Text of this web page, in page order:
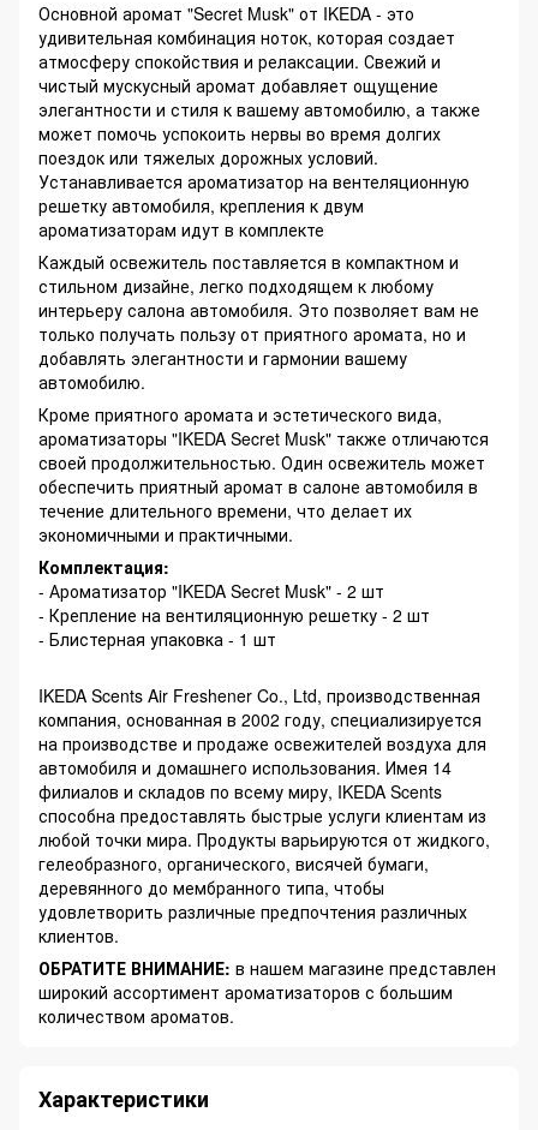
Основной аромат "Secret Musk" от IKEDA - это
удивительная комбинация ноток, которая создает
атмосферу спокойствия и релаксации. Свежий и
чистый мускусный аромат добавляет ощущение
элегантности и стиля к вашему автомобилю, а также
может помочь успокоить нервы во время долгих
поездок или тяжелых дорожных условий.
Устанавливается ароматизатор на вентеляционную
решетку автомобиля, крепления к двум
ароматизаторам идут в комплекте
Каждый освежитель поставляется в компактном и
стильном дизайне, легко подходящем к любому
интерьеру салона автомобиля. Это позволяет вам не
только получать пользу от приятного аромата, но и
добавлять элегантности и гармонии вашему
автомобилю.
Кроме приятного аромата и эстетического вида,
ароматизаторы "IKEDA Secret Musk" также отличаются
своей продолжительностью. Один освежитель может
обеспечить приятный аромат в салоне автомобиля в
течение длительного времени, что делает их
экономичными и практичными.
Комплектация:
- Ароматизатор "IKEDA Secret Musk" - 2 шт
- Крепление на вентиляционную решетку - 2 шт
- Блистерная упаковка - 1 шт
IKEDA Scents Air Freshener Co., Ltd, производственная
компания, основанная в 2002 году, специализируется
на производстве и продаже освежителей воздуха для
автомобиля и домашнего использования. Имея 14
филиалов и складов по всему миру, IKEDA Scents
способна предоставлять быстрые услуги клиентам из
любой точки мира. Продукты варьируются от жидкого,
гелеобразного, органического, висячей бумаги,
деревянного до мембранного типа, чтобы
удовлетворить различные предпочтения различных
клиентов.
ОБРАТИТЕ ВНИМАНИЕ: в нашем магазине представлен
широкий ассортимент ароматизаторов с большим
количеством ароматов.
Характеристики